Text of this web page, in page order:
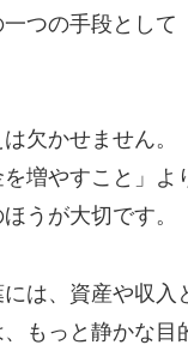
つの手段とし
欠かせません。
増やすこと」
うが大切です。
は、資産や収入
もっと静かな